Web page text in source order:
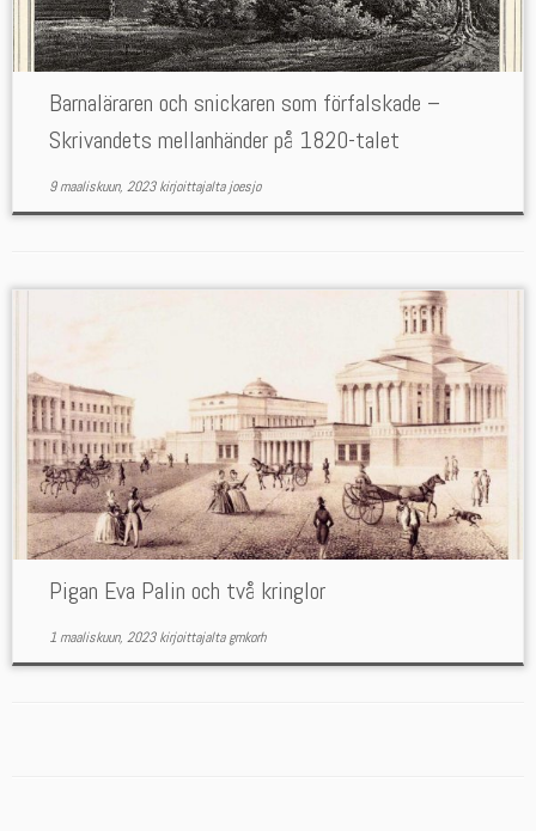
Barnaläraren och snickaren som förfalskade –
Skrivandets mellanhänder på 1820-talet
9 maaliskuun, 2023 kirjoittajaltajoesjo
Pigan Eva Palin och två kringlor
1 maaliskuun, 2023 kirjoittajaltagmkorh